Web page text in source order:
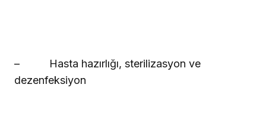
– Hasta hazırlığı, sterilizasyon ve
dezenfeksiyon